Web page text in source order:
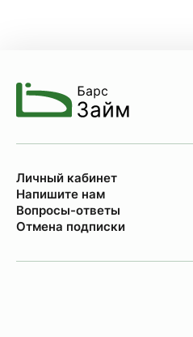
Личный кабинет
Напишите нам
Вопросы-ответы
Отмена подписки